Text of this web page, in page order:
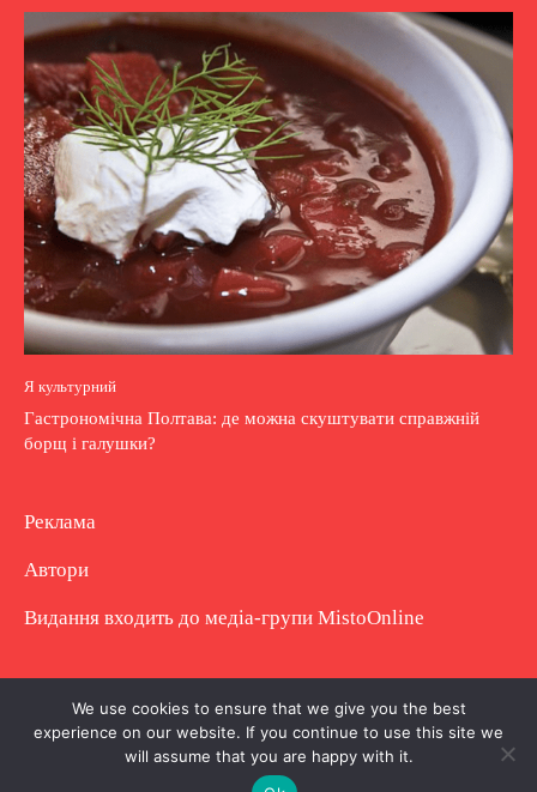
Я культурний
Гастрономічна Полтава: де можна скуштувати справжній
борщ і галушки?
Реклама
Автори
Видання входить до медіа-групи MistoOnline
Copyright © Повне використання матеріалу
заборонено. Частково можна з гіперпосиланням.
We use cookies to ensure that we give you the best
experience on our website. If you continue to use this site we
will assume that you are happy with it.